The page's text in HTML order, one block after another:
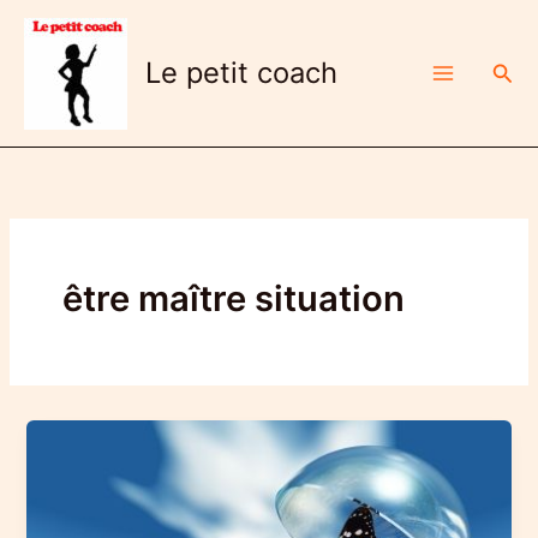
Aller
contenu
Le petit coach
être maître situation